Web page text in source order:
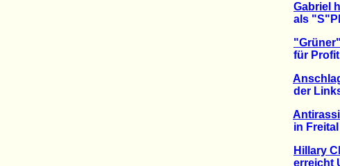
Gabriel
als
für Profit
der
in Freital
Hillary
erreicht